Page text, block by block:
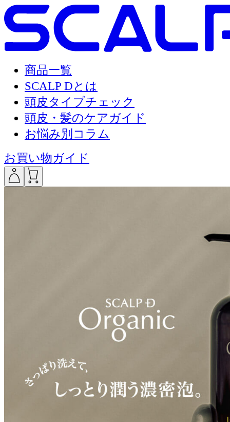
商品一覧
SCALP Dとは
頭皮タイプチェック
頭皮・髪のケアガイド
お悩み別コラム
お買い物ガイド